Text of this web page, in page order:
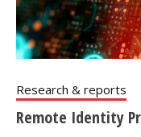
Research & reports
Remote Identity